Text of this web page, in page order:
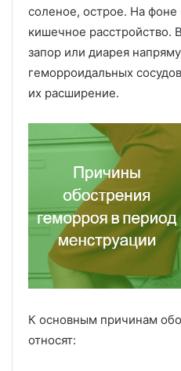
соленое, острое. На фоне
кишечное расстройство.
запор или диарея
геморроидальных
их расширение.
К основным причинам
относят: